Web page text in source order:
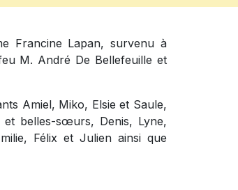
Francine Lapan, survenu à
M. André De Bellefeuille et
Amiel, Miko, Elsie et Saule,
belles-sœurs, Denis, Lyne,
Félix et Julien ainsi que